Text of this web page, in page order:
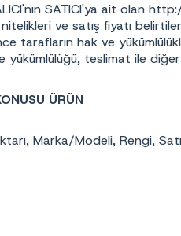
SATICI'ya ait olan
ve satış fiyatı
tarafların hak ve
yükümlülüğü, teslimat ile
ÜRÜN
Marka/Modeli, Rengi,